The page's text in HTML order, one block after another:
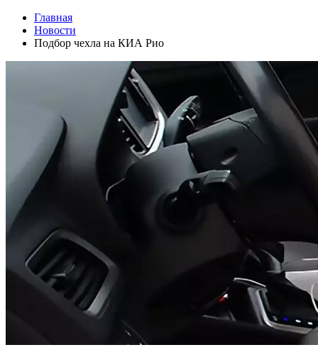
Главная
Новости
Подбор чехла на КИА Рио